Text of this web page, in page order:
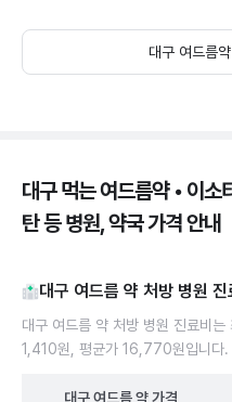
대구 여드름
대구 먹는 여드름약 • 이소
탄 등 병원, 약국 가격 안내
대구 여드름 약 처방 병원
대구 여드름 약 처방 병원 진료비는
1,410원, 평균가 16,770원입니다.
대구 여드름 약가격